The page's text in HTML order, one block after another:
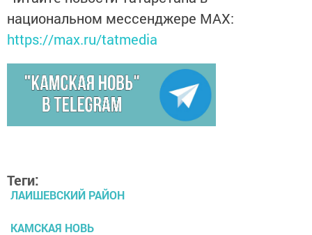
национальном мессенджере MАХ:
https://max.ru/tatmedia
Теги:
ЛАИШЕВСКИЙ РАЙОН
КАМСКАЯ НОВЬ